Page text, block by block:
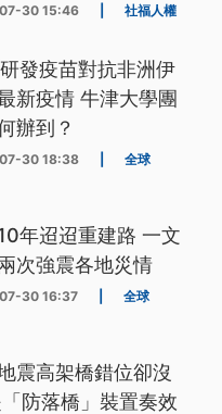
30 15:46 社福人權
發疫苗對抗非洲伊
新疫情 牛津大學團
辦到？
30 18:38 全球
年迢迢重建路 一文
次強震各地災情
30 16:37 全球
震高架橋錯位卻沒
防落橋」裝置奏效